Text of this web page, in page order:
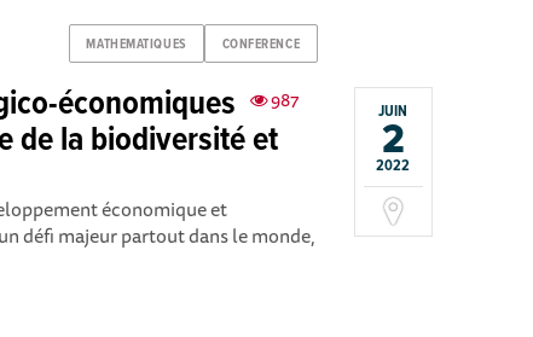
MATHEMATIQUES CONFERENCE
JUIN
2
2022
987
économiques
de la biodiversité et
économique et
défi majeur partout dans le monde,